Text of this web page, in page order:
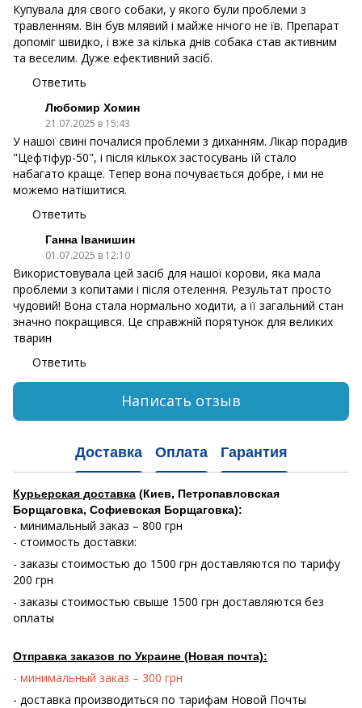
Купувала для свого собаки, у якого були проблеми з
травленням. Він був млявий і майже нічого не їв. Препарат
допоміг швидко, і вже за кілька днів собака став активним
та веселим. Дуже ефективний засіб.
Ответить
Любомир Хомин
21.07.2025 в 15:43
У нашої свині почалися проблеми з диханням. Лікар порадив
"Цефтіфур-50", і після кількох застосувань їй стало
набагато краще. Тепер вона почувається добре, і ми не
можемо натішитися.
Ответить
Ганна Іванишин
01.07.2025 в 12:10
Використовувала цей засіб для нашої корови, яка мала
проблеми з копитами і після отелення. Результат просто
чудовий! Вона стала нормально ходити, а її загальний стан
значно покращився. Це справжній порятунок для великих
тварин
Ответить
Написать отзыв
Доставка Оплата Гарантия
Курьерская доставка (Киев, Петропавловская
Борщаговка, Софиевская Борщаговка):
- минимальный заказ – 800 грн
- стоимость доставки:
- заказы стоимостью до 1500 грн доставляются по тарифу
200 грн
- заказы стоимостью свыше 1500 грн доставляются без
оплаты
Отправка заказов по Украине (Новая почта):
- минимальный заказ – 300 грн
- доставка производиться по тарифам Новой Почты